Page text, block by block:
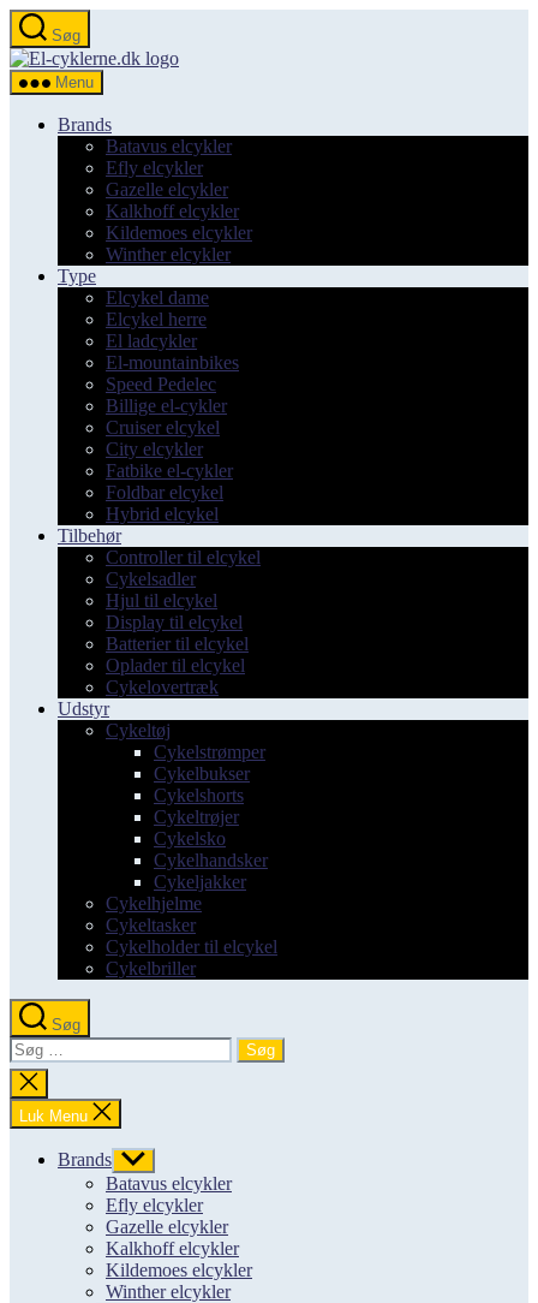
Spring
til
indholdet
Søg
el-
Menu
Brands
Batavus elcykler
Efly elcykler
Gazelle elcykler
Kalkhoff elcykler
Kildemoes elcykler
Winther elcykler
Type
Elcykel dame
Elcykel herre
El ladcykler
El-mountainbikes
Speed Pedelec
Billige el-cykler
Cruiser elcykel
City elcykler
Fatbike el-cykler
Foldbar elcykel
Hybrid elcykel
Tilbehør
Controller til elcykel
Cykelsadler
Hjul til elcykel
Display til elcykel
Batterier til elcykel
Oplader til elcykel
Cykelovertræk
Udstyr
Cykeltøj
Cykelstrømper
Cykelbukser
Cykelshorts
Cykeltrøjer
Cykelsko
Cykelhandsker
Cykeljakker
Cykelhjelme
Cykeltasker
Cykelholder til elcykel
Cykelbriller
Søg
Søg
efter:
Luk
søgning
Luk Menu
Brands Vis
undermenu
Batavus elcykler
Efly elcykler
Gazelle elcykler
Kalkhoff elcykler
Kildemoes elcykler
Winther elcykler